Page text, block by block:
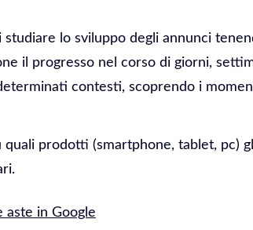
studiare lo sviluppo degli annunci
il progresso nel corso di giorni,
contesti, scoprendo i
quali prodotti (smartphone, tablet, pc)
aste in Google